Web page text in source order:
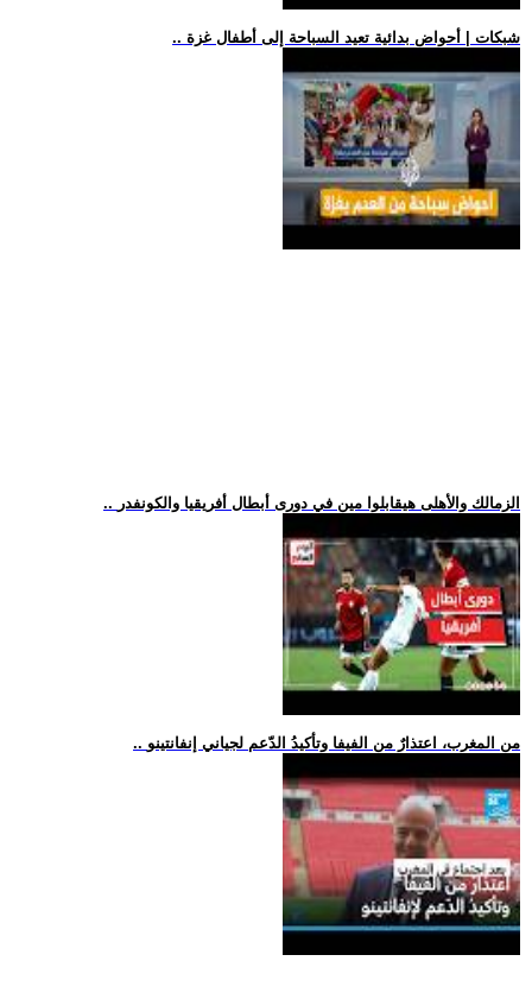
.. شبكات | أحواض بدائية تعيد السباحة إلى أطفال غزة
.. الزمالك والأهلى هيقابلوا مين في دورى أبطال أفريقيا والكونفدر
.. من المغرب، اعتذارٌ من الفيفا وتأكيدُ الدّعم لجياني إنفانتينو